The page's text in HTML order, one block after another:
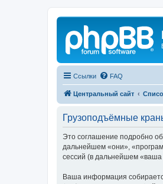
Ссылки FAQ
Центральный сайт
Грузоподъёмные
Это соглашение подробно
дальнейшем «они»,
сессий (в дальнейшем
Ваша информация